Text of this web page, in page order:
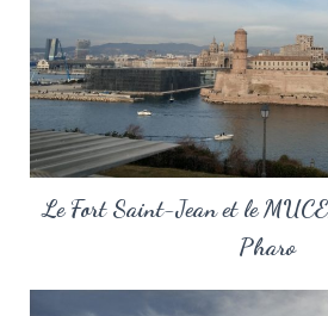
Le Fort Saint-Jean et le
Pharo